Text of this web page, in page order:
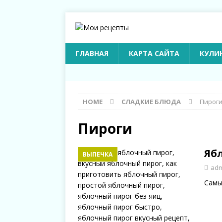
ГЛАВНАЯ КАРТА САЙТА
HOME СЛАДКИЕ БЛЮДА Пироги
Пироги
ВЫПЕЧКА